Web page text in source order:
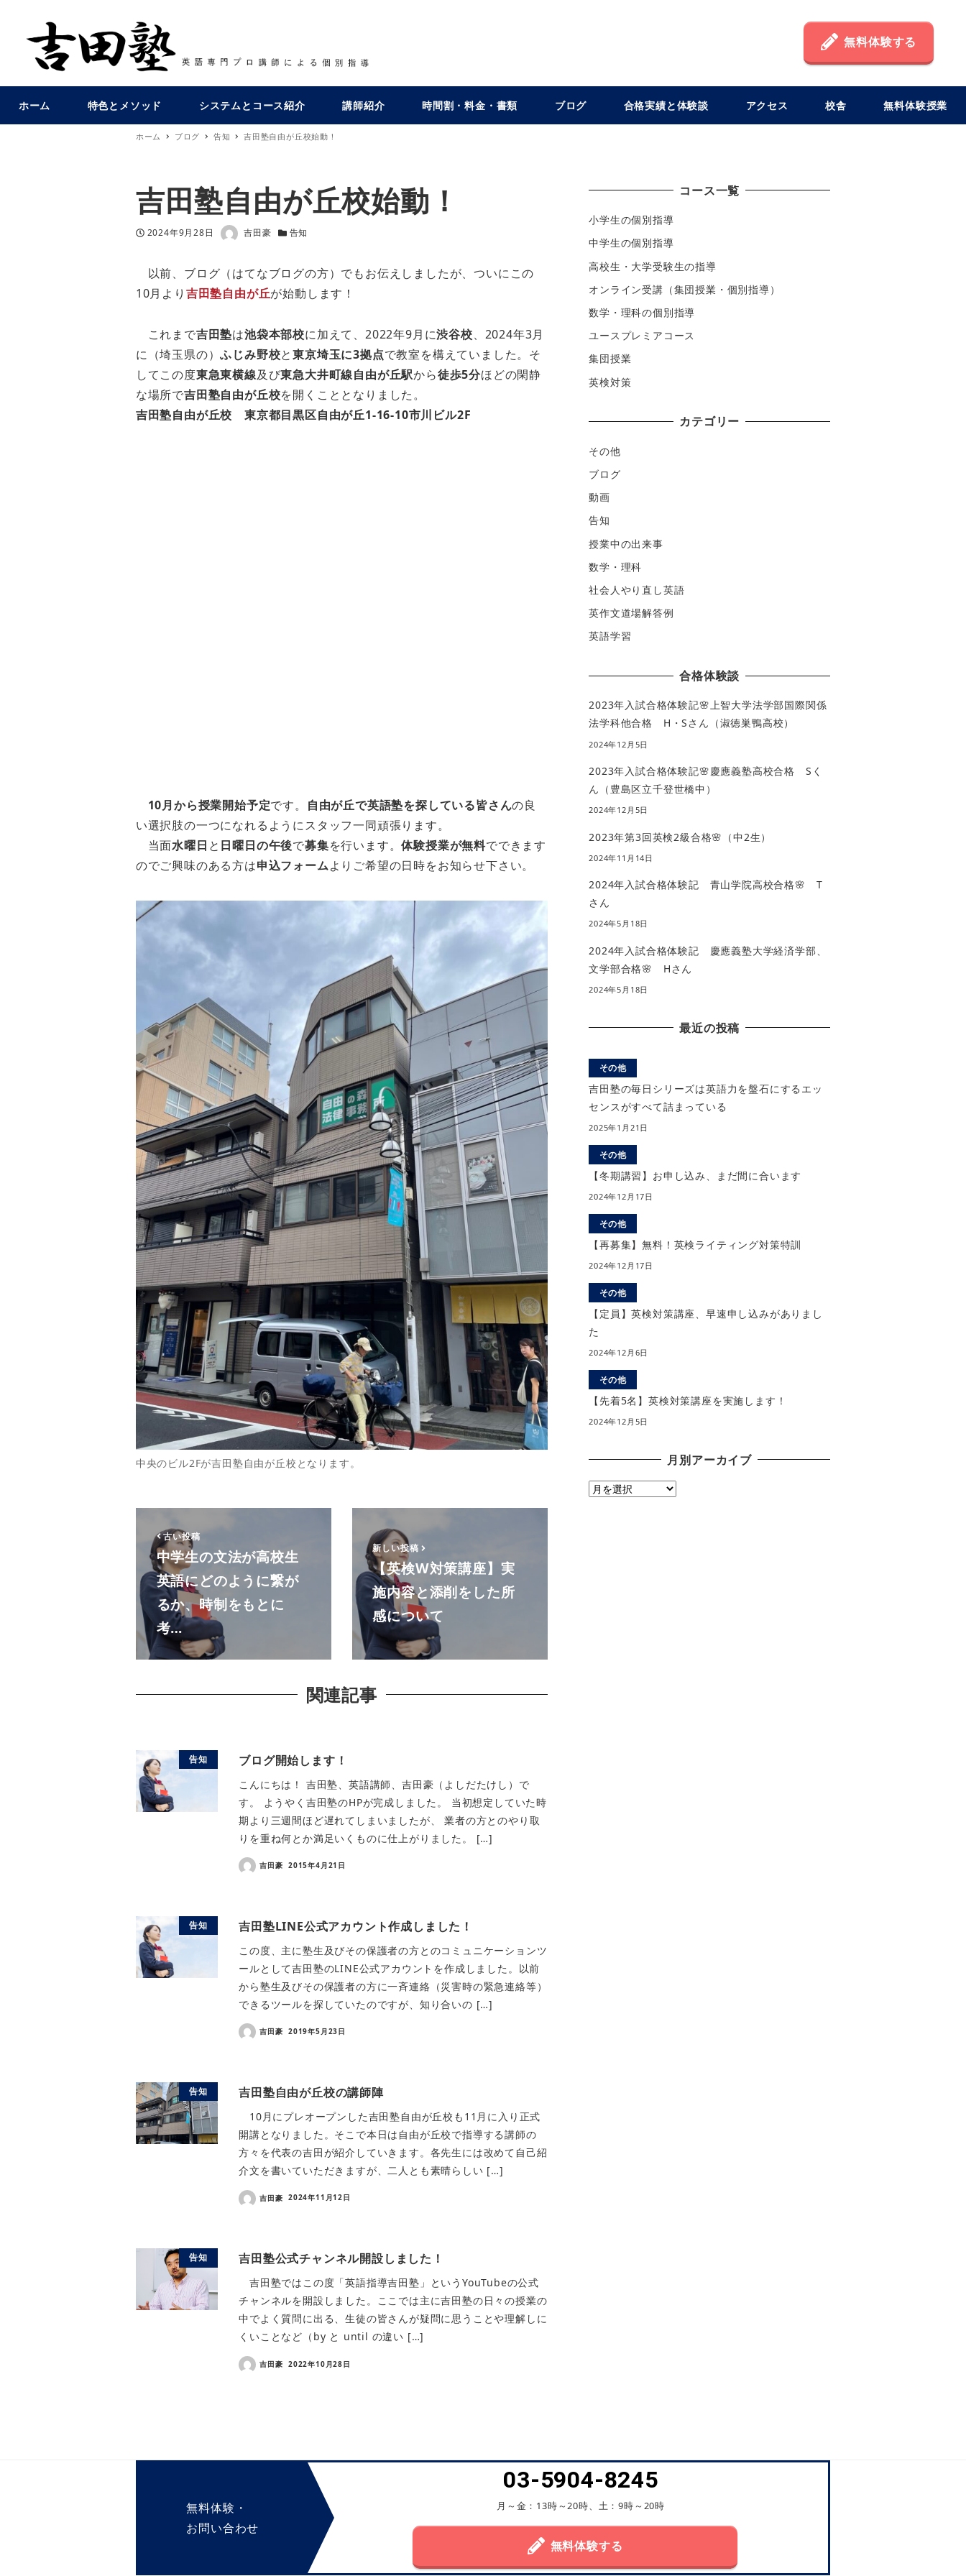
無料体験する
ホーム 特色とメソッド システムとコース紹介 講師紹介 時間割・料金・書類 ブログ 合格実績と体験談 アクセス 校舎 無料体験授業
ホーム ブログ 告知 吉田塾自由が丘校始動！
吉田塾自由が丘校始動！
投稿日
2024年9月28日 著者 吉田豪 カテゴリー
告知
以前、ブログ（はてなブログの方）でもお伝えしましたが、ついにこの
10月より 吉田塾自由が丘が始動します！
これまで吉田塾は池袋本部校に加えて、2022年9月に渋谷校、2024年3月
に（埼玉県の）ふじみ野校と東京埼玉に3拠点で教室を構えていました。そ
してこの度東急東横線及び東急大井町線自由が丘駅から徒歩5分ほどの閑静
な場所で吉田塾自由が丘校を開くこととなりました。
吉田塾自由が丘校 東京都目黒区自由が丘1-16-10市川ビル2F
10月から授業開始予定です。 自由が丘で英語塾を探している皆さんの良
い選択肢の一つになれるようにスタッフ一同頑張ります。
当面水曜日 と 日曜日の午後で募集を行います。体験授業が無料でできます
のでご興味のある方は申込フォームよりご希望の日時をお知らせ下さい。
中央のビル2Fが吉田塾自由が丘校となります。
古い投稿
中学生の文法が高校生
英語にどのように繋が
るか、時制をもとに
考…
新しい投稿
【英検W対策講座】実
施内容と添削をした所
感について
関連記事
告知 ブログ開始します！
こんにちは！ 吉田塾、英語講師、吉田豪（よしだたけし）で
す。 ようやく吉田塾のHPが完成しました。 当初想定していた時
期より三週間ほど遅れてしまいましたが、 業者の方とのやり取
りを重ね何とか満足いくものに仕上がりました。 […]
吉田豪 2015年4月21日
告知 吉田塾LINE公式アカウント作成しました！
この度、主に塾生及びその保護者の方とのコミュニケーションツ
ールとして吉田塾のLINE公式アカウントを作成しました。以前
から塾生及びその保護者の方に一斉連絡（災害時の緊急連絡等）
できるツールを探していたのですが、知り合いの […]
吉田豪 2019年5月23日
告知 吉田塾自由が丘校の講師陣
10月にプレオープンした吉田塾自由が丘校も11月に入り正式
開講となりました。そこで本日は自由が丘校で指導する講師の
方々を代表の吉田が紹介していきます。各先生には改めて自己紹
介文を書いていただきますが、二人とも素晴らしい […]
吉田豪 2024年11月12日
告知 吉田塾公式チャンネル開設しました！
吉田塾ではこの度「英語指導吉田塾」というYouTubeの公式
チャンネルを開設しました。ここでは主に吉田塾の日々の授業の
中でよく質問に出る、生徒の皆さんが疑問に思うことや理解しに
くいことなど（by と until の違い […]
吉田豪 2022年10月28日
コース一覧
小学生の個別指導
中学生の個別指導
高校生・大学受験生の指導
オンライン受講（集団授業・個別指導）
数学・理科の個別指導
ユースプレミアコース
集団授業
英検対策
カテゴリー
その他
ブログ
動画
告知
授業中の出来事
数学・理科
社会人やり直し英語
英作文道場解答例
英語学習
合格体験談
2023年入試合格体験記🌸上智大学法学部国際関係
法学科他合格 H・Sさん（淑徳巣鴨高校）
2024年12月5日
2023年入試合格体験記🌸慶應義塾高校合格 Sく
ん（豊島区立千登世橋中）
2024年12月5日
2023年第3回英検2級合格🌸（中2生）
2024年11月14日
2024年入試合格体験記 青山学院高校合格🌸 T
さん
2024年5月18日
2024年入試合格体験記 慶應義塾大学経済学部、
文学部合格🌸 Hさん
2024年5月18日
最近の投稿
その他
吉田塾の毎日シリーズは英語力を盤石にするエッ
センスがすべて詰まっている
2025年1月21日
その他
【冬期講習】お申し込み、まだ間に合います
2024年12月17日
その他
【再募集】無料！英検ライティング対策特訓
2024年12月17日
その他
【定員】英検対策講座、早速申し込みがありまし
た
2024年12月6日
その他
【先着5名】英検対策講座を実施します！
2024年12月5日
月別アーカイブ
月
無料体験・
お問い合わせ
03-5904-8245
月～金：13時～20時、土：9時～20時
無料体験する